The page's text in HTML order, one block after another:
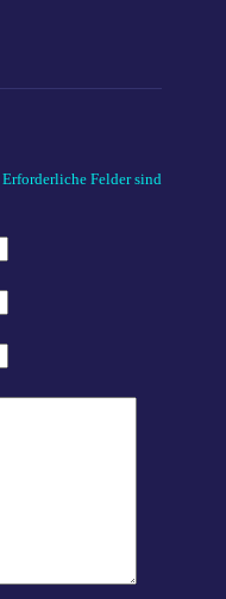
Erforderliche Felder sind